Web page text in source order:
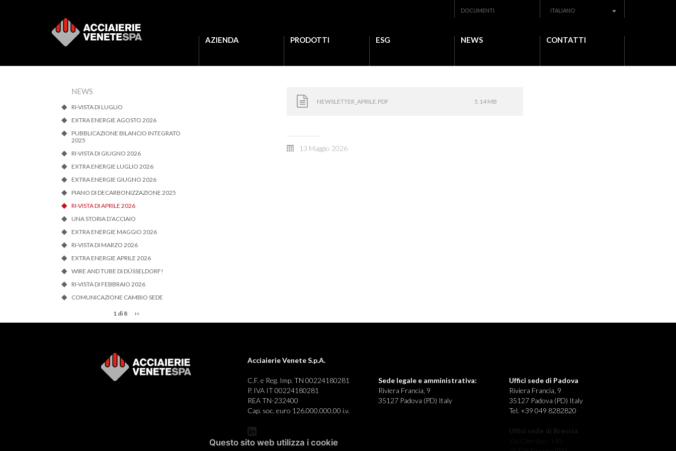
ITALIANO
DOCUMENTI
AZIENDA PRODOTTI ESG NEWS CONTATTI
NEWSLETTER_APRILE.PDF 5.14 MB
13 Maggio 2026
NEWS
RI-VISTA DI LUGLIO
EXTRA ENERGIE AGOSTO 2026
PUBBLICAZIONE BILANCIO INTEGRATO
2025
RI-VISTA DI GIUGNO 2026
EXTRA ENERGIE LUGLIO 2026
EXTRA ENERGIE GIUGNO 2026
PIANO DI DECARBONIZZAZIONE 2025
RI-VISTA DI APRILE 2026
UNA STORIA D’ACCIAIO
EXTRA ENERGIE MAGGIO 2026
RI-VISTA DI MARZO 2026
EXTRA ENERGIE APRILE 2026
WIRE AND TUBE DI DÜSSELDORF!
RI-VISTA DI FEBBRAIO 2026
COMUNICAZIONE CAMBIO SEDE
1 di 8 ››
Acciaierie Venete S.p.A.
C.F. e Reg. Imp. TN 00224180281
P. IVA IT 00224180281
REA TN-232400
Cap. soc. euro 126.000.000,00 i.v.
Sede legale e amministrativa:
Riviera Francia, 9
35127 Padova (PD) Italy
Uffici sede di Padova
Riviera Francia, 9
35127 Padova (PD) Italy
Tel. +39 049 8282820
Uffici sede di Brescia
Questo sito web utilizza i cookie